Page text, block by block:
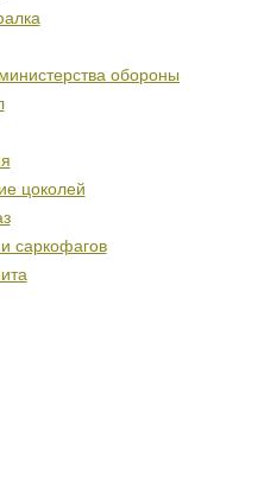
обороны
цоколей
саркофагов